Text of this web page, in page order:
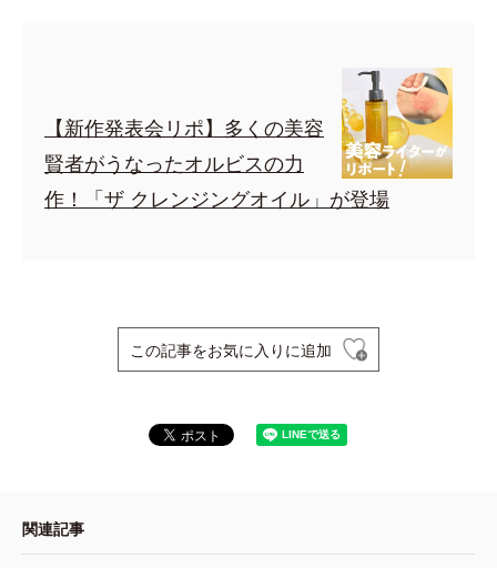
【新作発表会リポ】多くの美容
賢者がうなったオルビスの力
作！「ザ クレンジングオイル」が登場
この記事をお気に入りに追加
関連記事